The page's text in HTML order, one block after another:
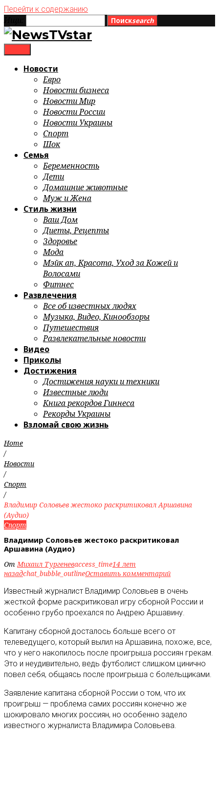
Перейти к содержанию
Поискsearch
Новости
Евро
Новости бизнеса
Новости Мир
Новости России
Новости Украины
Спорт
Шок
Семья
Беременность
Дети
Домашние животные
Муж и Жена
Стиль жизни
Ваш Дом
Диеты, Рецепты
Здоровье
Мода
Мэйк ап, Красота, Уход за Кожей и
Волосами
Фитнес
Развлечения
Все об известных людях
Музыка, Видео, Кинообзоры
Путешествия
Развлекательные новости
Видео
Приколы
Достижения
Достижения науки и техники
Известные люди
Книга рекордов Гиннеса
Рекорды Украины
Взломай свою жизнь
Home
/
Новости
/
Спорт
/
Владимир Соловьев жестоко раскритиковал Аршавина
(Аудио)
Спорт
Владимир Соловьев жестоко раскритиковал
Аршавина (Аудио)
ОтМихаил Тургеневaccess_time14 лет
назадchat_bubble_outlineОставить комментарий
Известный журналист Владимир Соловьев в очень
жесткой форме раскритиковал игру сборной России и
особенно грубо проехался по Андрею Аршавину.
Капитану сборной досталось больше всего от
телеведущего, который вылил на Аршавина, похоже, все,
что у него накопилось после проигрыша россиян грекам.
Это и неудивительно, ведь футболист слишком цинично
повел себя, общаясь после проигрыша с болельщиками.
Заявление капитана сборной России о том, что их
проигрыш — проблема самих россиян конечно же
шокировало многих россиян, но особенно задело
известного журналиста Владимира Соловьева.